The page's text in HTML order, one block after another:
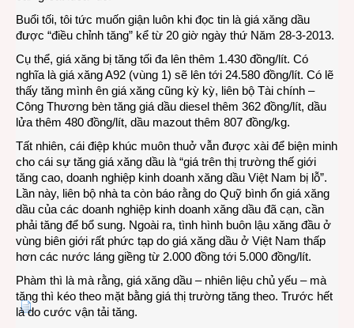
Buổi tối, tôi tức muốn giận luôn khi đọc tin là giá xăng dầu
được “điều chỉnh tăng” kể từ 20 giờ ngày thứ Năm 28-3-2013.
Cụ thể, giá xăng bị tăng tối đa lên thêm 1.430 đồng/lít. Có
nghĩa là giá xăng A92 (vùng 1) sẽ lên tới 24.580 đồng/lít. Có lẽ
thấy tăng mình ên giá xăng cũng kỳ kỳ, liên bộ Tài chính –
Công Thương bèn tăng giá dầu diesel thêm 362 đồng/lít, dầu
lửa thêm 480 đồng/lít, dầu mazout thêm 807 đồng/kg.
Tất nhiên, cái điệp khúc muôn thuở vẫn được xài để biện minh
cho cái sự tăng giá xăng dầu là “giá trên thị trường thế giới
tăng cao, doanh nghiệp kinh doanh xăng dầu Việt Nam bị lỗ”.
Lần này, liên bộ nhà ta còn báo rằng do Quỹ bình ổn giá xăng
dầu của các doanh nghiệp kinh doanh xăng dầu đã cạn, cần
phải tăng để bổ sung. Ngoài ra, tình hình buôn lậu xăng đầu ở
vùng biên giới rất phức tạp do giá xăng dầu ở Việt Nam thấp
hơn các nước láng giềng từ 2.000 đồng tới 5.000 đồng/lít.
Phàm thì là mà rằng, giá xăng dầu – nhiên liệu chủ yếu – mà
tăng thì kéo theo mặt bằng giá thị trường tăng theo. Trước hết
là do cước vận tải tăng.